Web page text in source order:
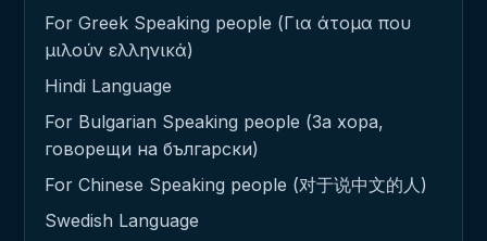
For Greek Speaking people (Για άτομα που
μιλούν ελληνικά)
Hindi Language
For Bulgarian Speaking people (За хора,
говорещи на български)
For Chinese Speaking people (对于说中文的人)
Swedish Language